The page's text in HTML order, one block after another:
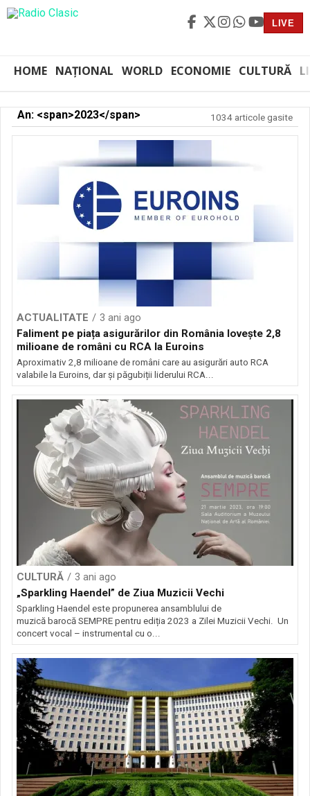
LIVE
HOME NAȚIONAL WORLD ECONOMIE CULTURĂ
An: <span>2023</span> 1034 articole gasite
ACTUALITATE
3 ani ago
Faliment pe piața asigurărilor din România lovește 2,8
milioane de români cu RCA la Euroins
Aproximativ 2,8 milioane de români care au asigurări auto RCA
valabile la Euroins, dar și păgubiții liderului RCA...
CULTURĂ
3 ani ago
„Sparkling Haendel” de Ziua Muzicii Vechi
​Sparkling Haendel este propunerea ansamblului de
muzică barocă SEMPRE pentru ediția 2023 a Zilei Muzicii Vechi. ​Un
concert vocal – instrumental cu o...